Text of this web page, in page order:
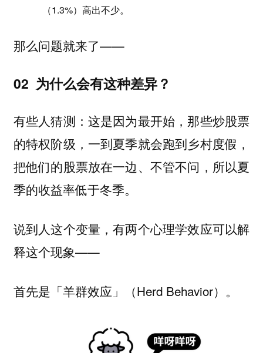
（1.3%）高出不少。
那么问题就来了——
02 为什么会有这种差异？
有些人猜测：这是因为最开始，那些炒股票
的特权阶级，一到夏季就会跑到乡村度假，
把他们的股票放在一边、不管不问，所以夏
季的收益率低于冬季。
说到人这个变量，有两个心理学效应可以解
释这个现象——
首先是 「羊群效应」 （Herd Behavior）。